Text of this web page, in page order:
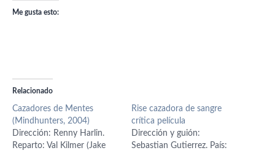
Me gusta esto:
Relacionado
Cazadores de Mentes
(Mindhunters, 2004)
Dirección: Renny Harlin.
Reparto: Val Kilmer (Jake
Rise cazadora de sangre
crítica película
Dirección y guión:
Sebastian Gutierrez. País: